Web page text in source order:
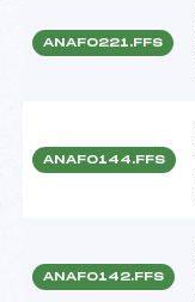
ANAF0221.FFS
ANAF0144.FFS
ANAF0142.FFS